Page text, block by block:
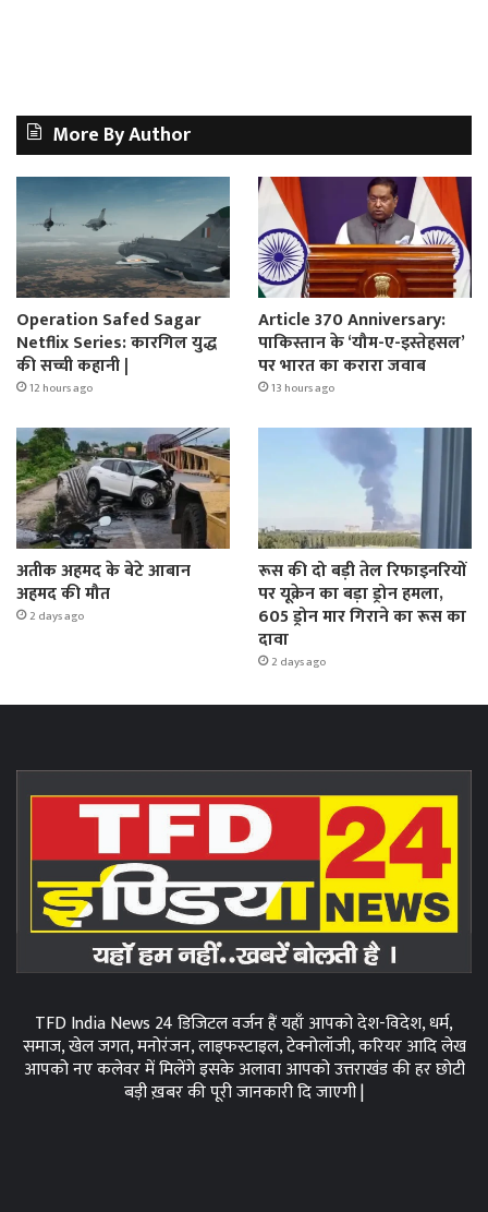
More By Author
Operation Safed Sagar
Netflix Series: कारगिल युद्ध
की सच्ची कहानी |
12 hours ago
Article 370 Anniversary:
पाकिस्तान के ‘यौम-ए-इस्तेहसल’
पर भारत का करारा जवाब
13 hours ago
अतीक अहमद के बेटे आबान
अहमद की मौत
2 days ago
रूस की दो बड़ी तेल रिफाइनरियों
पर यूक्रेन का बड़ा ड्रोन हमला,
605 ड्रोन मार गिराने का रूस का
दावा
2 days ago
TFD India News 24 डिजिटल वर्जन हैं यहाँ आपको देश-विदेश, धर्म,
समाज, खेल जगत, मनोरंजन, लाइफस्टाइल, टेक्नोलॉजी, करियर आदि लेख
आपको नए कलेवर में मिलेंगे इसके अलावा आपको उत्तराखंड की हर छोटी
बड़ी ख़बर की पूरी जानकारी दि जाएगी |